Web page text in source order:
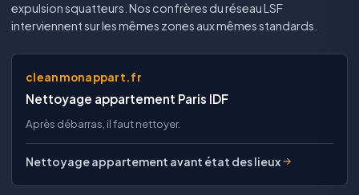
expulsion squatteurs. Nos confrères du réseau LSF
interviennent sur les mêmes zones aux mêmes standards.
cleanmonappart.fr
Nettoyage appartement Paris IDF
Après débarras, il faut nettoyer.
Nettoyage appartement avant état des lieux